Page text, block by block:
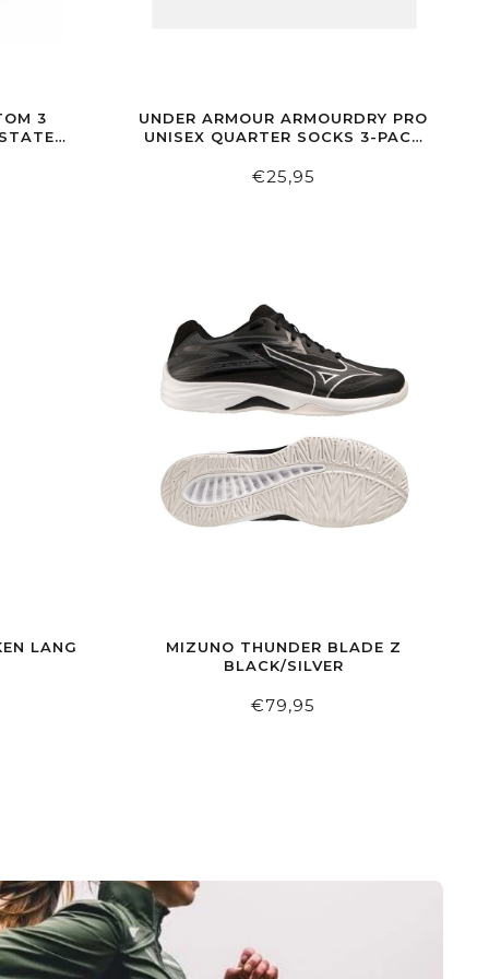
3
UNDER ARMOUR ARMOURDRY PRO
UNISEX QUARTER SOCKS 3-PACK
€25,95
LANG
MIZUNO THUNDER BLADE Z
BLACK/SILVER
€79,95